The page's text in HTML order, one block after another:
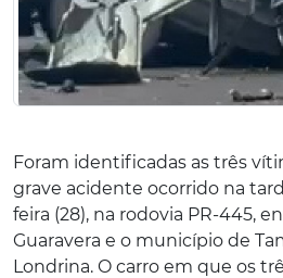
Foram identificadas as três
grave acidente ocorrido na
feira (28), na rodovia PR-445,
Guaravera e o município de
Londrina. O carro em que os